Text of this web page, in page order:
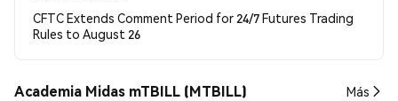
CFTC Extends Comment Period for 24/7 Futures Trading
Rules to August 26
Academia Midas mTBILL (MTBILL) Más